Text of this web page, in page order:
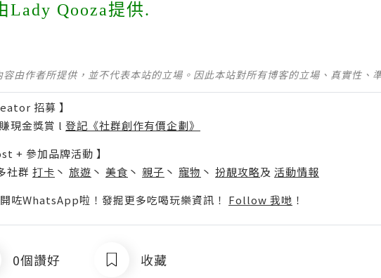
Lady Qooza提供.
容由作者所提供，並不代表本站的立場。因此本站對所有博客的立場、真實性、
招募 】
現金獎賞 l 登記《社群創作有價企劃》
+ 參加品牌活動 】
社群 打卡 丶 旅遊 丶 美食 丶 親子 丶 寵物 丶 扮靚攻略及 活動情報
咗WhatsApp啦！發掘更多吃喝玩樂資訊！ Follow 我哋 ！
0個讚好 收藏